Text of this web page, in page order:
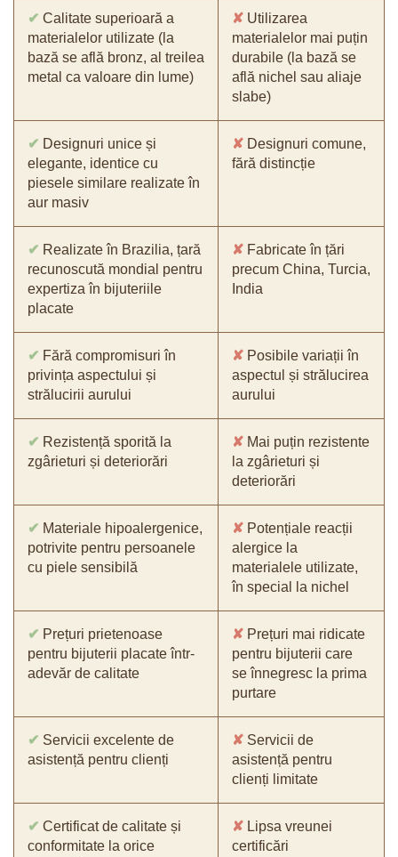
✔ Calitate superioară a
materialelor utilizate (la
bază se află bronz, al treilea
metal ca valoare din lume)
✘ Utilizarea
materialelor mai puțin
durabile (la bază se
află nichel sau aliaje
slabe)
✔ Designuri unice și
elegante, identice cu
piesele similare realizate în
aur masiv
✘ Designuri comune,
fără distincție
✔ Realizate în Brazilia, țară
recunoscută mondial pentru
expertiza în bijuteriile
placate
✘ Fabricate în țări
precum China, Turcia,
India
✔ Fără compromisuri în
privința aspectului și
strălucirii aurului
✘ Posibile variații în
aspectul și strălucirea
aurului
✔ Rezistență sporită la
zgârieturi și deteriorări
✘ Mai puțin rezistente
la zgârieturi și
deteriorări
✔ Materiale hipoalergenice,
potrivite pentru persoanele
cu piele sensibilă
✘ Potențiale reacții
alergice la
materialele utilizate,
în special la nichel
✔ Prețuri prietenoase
pentru bijuterii placate într-
adevăr de calitate
✘ Prețuri mai ridicate
pentru bijuterii care
se înnegresc la prima
purtare
✔ Servicii excelente de
asistență pentru clienți
✘ Servicii de
asistență pentru
clienți limitate
✔ Certificat de calitate și
conformitate la orice
✘ Lipsa vreunei
certificări